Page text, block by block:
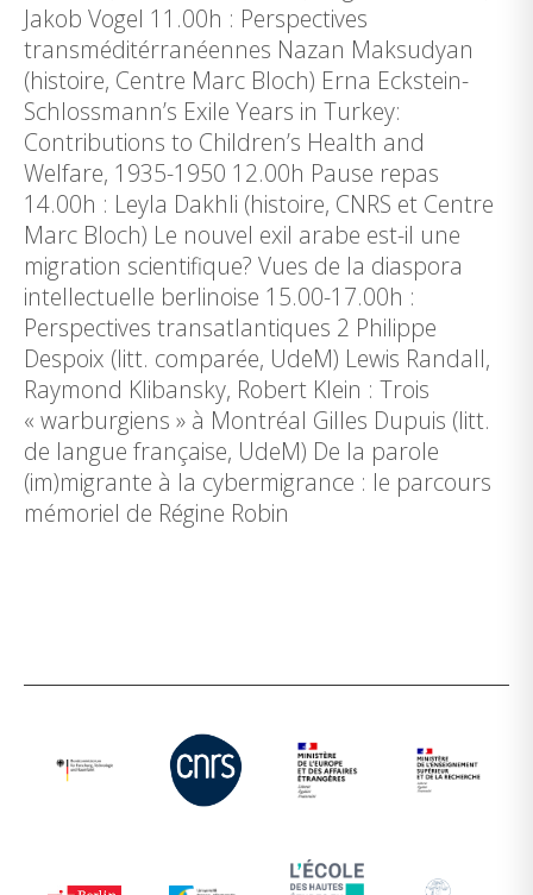
Jakob Vogel 11.00h : Perspectives
transméditérranéennes Nazan Maksudyan
(histoire, Centre Marc Bloch) Erna Eckstein-
Schlossmann’s Exile Years in Turkey:
Contributions to Children’s Health and
Welfare, 1935-1950 12.00h Pause repas
14.00h : Leyla Dakhli (histoire, CNRS et Centre
Marc Bloch) Le nouvel exil arabe est-il une
migration scientifique? Vues de la diaspora
intellectuelle berlinoise 15.00-17.00h :
Perspectives transatlantiques 2 Philippe
Despoix (litt. comparée, UdeM) Lewis Randall,
Raymond Klibansky, Robert Klein : Trois
« warburgiens » à Montréal Gilles Dupuis (litt.
de langue française, UdeM) De la parole
(im)migrante à la cybermigrance : le parcours
mémoriel de Régine Robin